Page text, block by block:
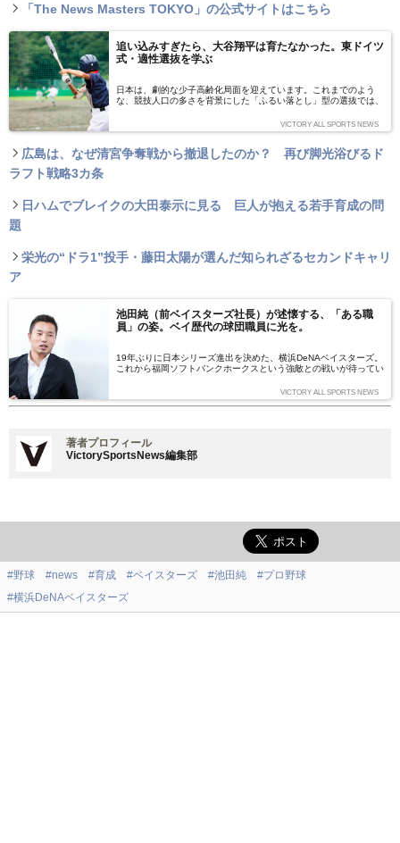
「The News Masters TOKYO」の公式サイトはこちら
追い込みすぎたら、大谷翔平は育たなかった。東ドイツ
式・適性選抜を学ぶ
日本は、劇的な少子高齢化局面を迎えています。これまでのよう
な、競技人口の多さを背景にした「ふるい落とし」型の選抜では、
しょうか？ いわきスポーツアスレチックアカデミーアドバイザ
ー・小俣よしのぶ氏に解説いただきました。
VICTORY ALL SPORTS NEWS
広島は、なぜ清宮争奪戦から撤退したのか？ 再び脚光浴びるド
ラフト戦略3カ条
日ハムでブレイクの大田泰示に見る 巨人が抱える若手育成の問
題
栄光の“ドラ1”投手・藤田太陽が選んだ知られざるセカンドキャリ
ア
池田純（前ベイスターズ社長）が述懐する、「ある職
員」の姿。ベイ歴代の球団職員に光を。
19年ぶりに日本シリーズ進出を決めた、横浜DeNAベイスターズ。
これから福岡ソフトバンクホークスという強敵との戦いが待ってい
のものが大きな幸せだろう。そうした気持ちは、2016年まで5年間
にわたって同球団社長を務めた池田純氏も同じだ。その池田氏が、
VICTORY ALL SPORTS NEWS
著者プロフィール
VictorySportsNews編集部
#野球 #news #育成 #ベイスターズ #池田純
#プロ野球
#横浜DeNAベイスターズ